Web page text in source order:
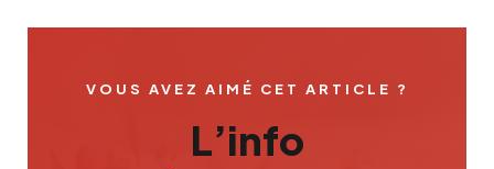
VOUS AVEZ AIMÉ CET ARTICLE ?
L’info